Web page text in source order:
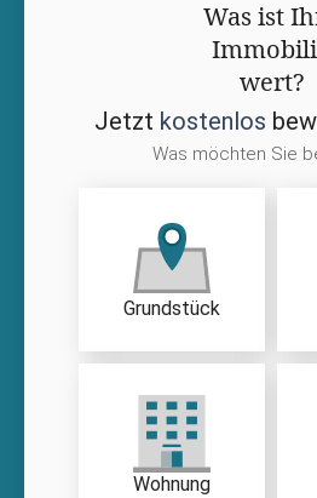
Was ist
wert?
Jetzt kostenlos
Was möchten Sie
Grundstück
Wohnung